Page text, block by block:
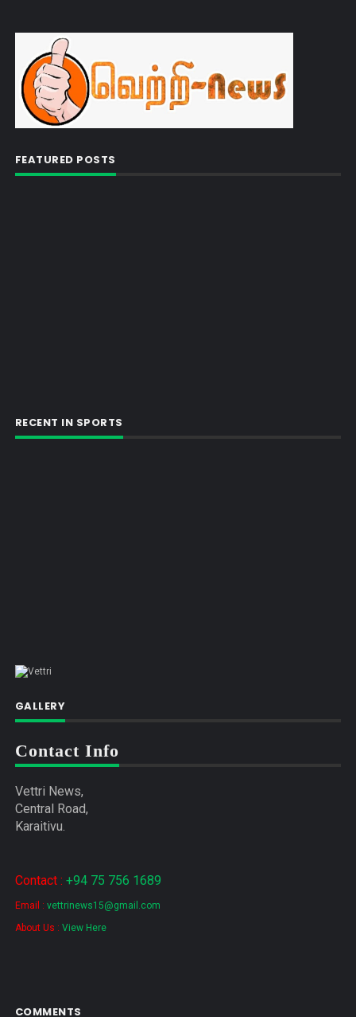
FEATURED POSTS
RECENT IN SPORTS
GALLERY
Contact Info
Vettri News,
Central Road,
Karaitivu.
Contact : +94 75 756 1689
Email : vettrinews15@gmail.com
About Us : View Here
COMMENTS